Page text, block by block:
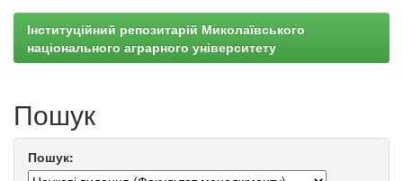
Інституційний репозитарій Миколаївського
національного аграрного університету
Пошук
Пошук: